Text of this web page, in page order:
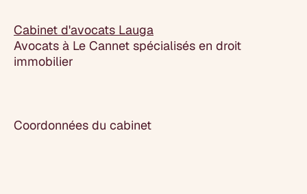
Cabinet d'avocats Lauga
Avocats à Le Cannet spécialisés en droit
immobilier
Coordonnées du cabinet